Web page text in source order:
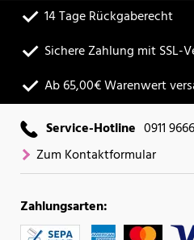
14 Tage Rückgaberecht
Sichere Zahlung mit SSL-
Ab 65,00€ Warenwert
Service-Hotline 0911
Zum Kontaktformular
Zahlungsarten: